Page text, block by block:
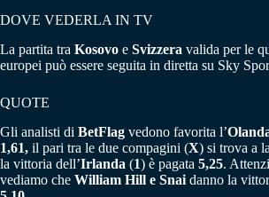
DOVE VEDERLA IN TV
La partita tra Kosovo e Svizzera valida per le
europei può essere seguita in diretta su Sky
QUOTE
Gli analisti di BetFlag vedono favorita l’
1,61, il pari tra le due compagini (X) si trova a
la vittoria dell’Irlanda (1) è pagata 5,25.
vediamo che William Hill e Snai danno la